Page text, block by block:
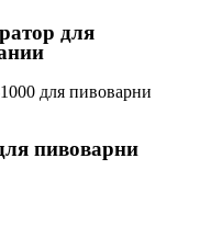
для
пивоварни